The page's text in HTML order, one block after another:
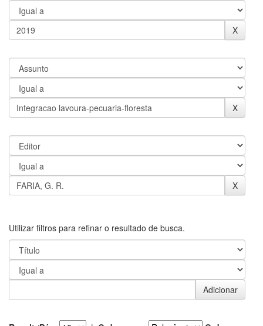
Utilizar filtros para refinar o resultado de busca.